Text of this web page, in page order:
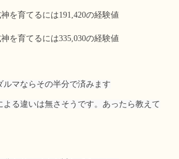
を育てるには191,420の経験値
を育てるには335,030の経験値
ルマならその半分で済みます
よる違いは無さそうです。あったら教えて